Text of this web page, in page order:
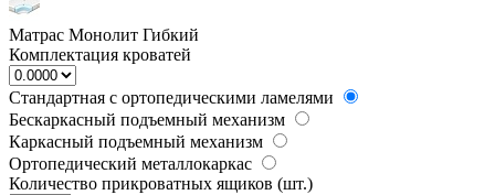
Матрас Монолит Гибкий
Комплектация кроватей
Стандартная с ортопедическими ламелями
Бескаркасный подъемный механизм
Каркасный подъемный механизм
Ортопедический металлокаркас
Количество прикроватных ящиков (шт.)